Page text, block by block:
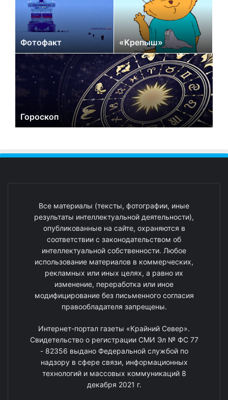
Фотофакт «Крепыш»
Гороскоп
Все материалы (тексты, фотографии, иные
результаты интеллектуальной деятельности),
опубликованные на сайте, охраняются в
соответствии с законодательством об
интеллектуальной собственности. Любое
использование материалов в коммерческих,
рекламных или иных целях, а равно их
изменение, переработка или иное
модифицирование без письменного согласия
правообладателя запрещены.
Интернет-портал газеты «Крайний Север».
Свидетельство о регистрации СМИ Эл № ФС 77
- 82356 выдано Федеральной службой по
надзору в сфере связи, информационных
технологий и массовых коммуникаций 8
декабря 2021 г.